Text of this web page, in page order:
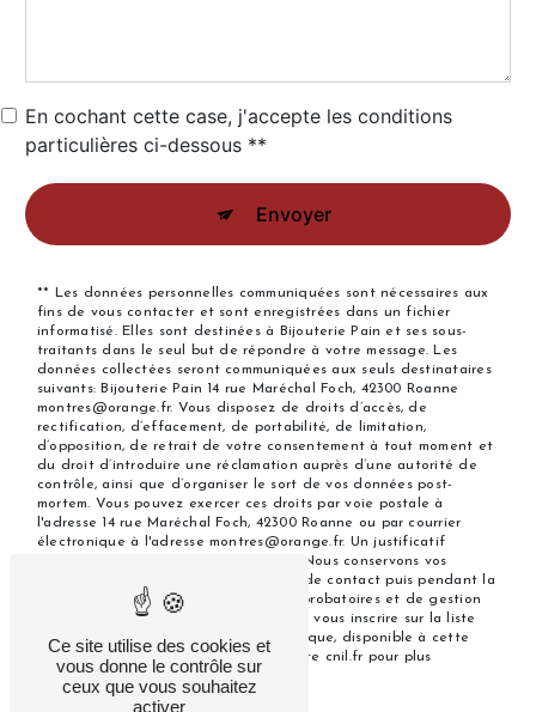
En cochant cette case, j'accepte les conditions
particulières ci-dessous **
Envoyer
** Les données personnelles communiquées sont nécessaires aux
fins de vous contacter et sont enregistrées dans un fichier
informatisé. Elles sont destinées à Bijouterie Pain et ses sous-
traitants dans le seul but de répondre à votre message. Les
données collectées seront communiquées aux seuls destinataires
suivants: Bijouterie Pain 14 rue Maréchal Foch, 42300 Roanne
montres@orange.fr. Vous disposez de droits d’accès, de
rectification, d’effacement, de portabilité, de limitation,
d’opposition, de retrait de votre consentement à tout moment et
du droit d’introduire une réclamation auprès d’une autorité de
contrôle, ainsi que d’organiser le sort de vos données post-
mortem. Vous pouvez exercer ces droits par voie postale à
l'adresse 14 rue Maréchal Foch, 42300 Roanne ou par courrier
électronique à l'adresse montres@orange.fr. Un justificatif
d'identité pourra vous être demandé. Nous conservons vos
données pendant la période de prise de contact puis pendant la
durée de prescription légale aux fins probatoires et de gestion
des contentieux. Vous avez le droit de vous inscrire sur la liste
d'opposition au démarchage téléphonique, disponible à cette
adresse:Bloctel.gouv.fr. Consultez le site cnil.fr pour plus
d’informations sur vos droits.
Ce site utilise des cookies et
vous donne le contrôle sur
ceux que vous souhaitez
activer